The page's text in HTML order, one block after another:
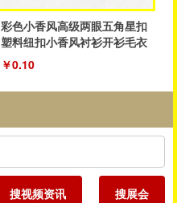
彩色小香风高级两眼五角星扣
塑料纽扣小香风衬衫开衫毛衣
纽扣厂家
￥0.10
搜视频资讯 搜展会